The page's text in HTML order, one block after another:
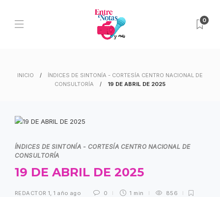
0
INICIO
ÍNDICES DE SINTONÍA - CORTESÍA CENTRO NACIONAL DE
CONSULTORÍA
19 DE ABRIL DE 2025
ÍNDICES DE SINTONÍA - CORTESÍA CENTRO NACIONAL DE
CONSULTORÍA
19 DE ABRIL DE 2025
REDACTOR 1,1 año ago 0 1 min 856